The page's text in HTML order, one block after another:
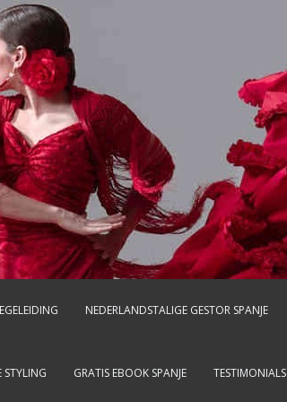
NEDERLANDSTALIGE GESTOR SPANJE
STYLING GRATIS EBOOK SPANJE TESTIMONIALS